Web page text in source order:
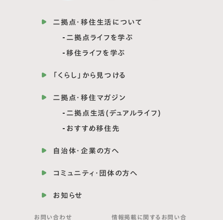
二拠点・移住生活について
二拠点ライフを学ぶ
移住ライフを学ぶ
「くらし」から見つける
二拠点・移住マガジン
二拠点生活(デュアルライフ)
おすすめ移住先
自治体・企業の方へ
コミュニティ・団体の方へ
お知らせ
お問い合わせ 情報掲載に関する お問い合